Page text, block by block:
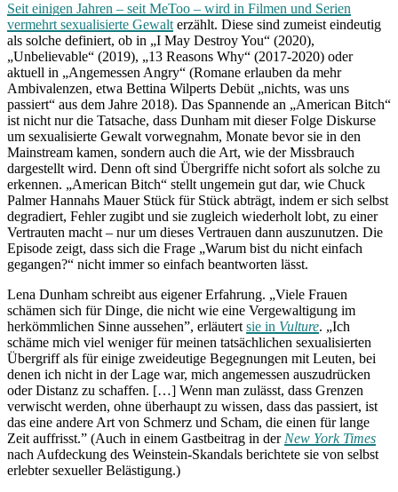
Seit einigen Jahren – seit MeToo – wird in Filmen und Serien
vermehrt sexualisierte Gewalt erzählt. Diese sind zumeist eindeutig
als solche definiert, ob in „I May Destroy You“ (2020),
„Unbelievable“ (2019), „13 Reasons Why“ (2017-2020) oder
aktuell in „Angemessen Angry“ (Romane erlauben da mehr
Ambivalenzen, etwa Bettina Wilperts Debüt „nichts, was uns
passiert“ aus dem Jahre 2018). Das Spannende an „American Bitch“
ist nicht nur die Tatsache, dass Dunham mit dieser Folge Diskurse
um sexualisierte Gewalt vorwegnahm, Monate bevor sie in den
Mainstream kamen, sondern auch die Art, wie der Missbrauch
dargestellt wird. Denn oft sind Übergriffe nicht sofort als solche zu
erkennen. „American Bitch“ stellt ungemein gut dar, wie Chuck
Palmer Hannahs Mauer Stück für Stück abträgt, indem er sich selbst
degradiert, Fehler zugibt und sie zugleich wiederholt lobt, zu einer
Vertrauten macht – nur um dieses Vertrauen dann auszunutzen. Die
Episode zeigt, dass sich die Frage „Warum bist du nicht einfach
gegangen?“ nicht immer so einfach beantworten lässt.
Lena Dunham schreibt aus eigener Erfahrung. „Viele Frauen
schämen sich für Dinge, die nicht wie eine Vergewaltigung im
herkömmlichen Sinne aussehen”, erläutert sie in Vulture. „Ich
schäme mich viel weniger für meinen tatsächlichen sexualisierten
Übergriff als für einige zweideutige Begegnungen mit Leuten, bei
denen ich nicht in der Lage war, mich angemessen auszudrücken
oder Distanz zu schaffen. […] Wenn man zulässt, dass Grenzen
verwischt werden, ohne überhaupt zu wissen, dass das passiert, ist
das eine andere Art von Schmerz und Scham, die einen für lange
Zeit auffrisst.” (Auch in einem Gastbeitrag in der New York Times
nach Aufdeckung des Weinstein-Skandals berichtete sie von selbst
erlebter sexueller Belästigung.)